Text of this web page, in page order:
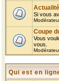
Si vous
Coupe
Vous
vous.
Qui est en